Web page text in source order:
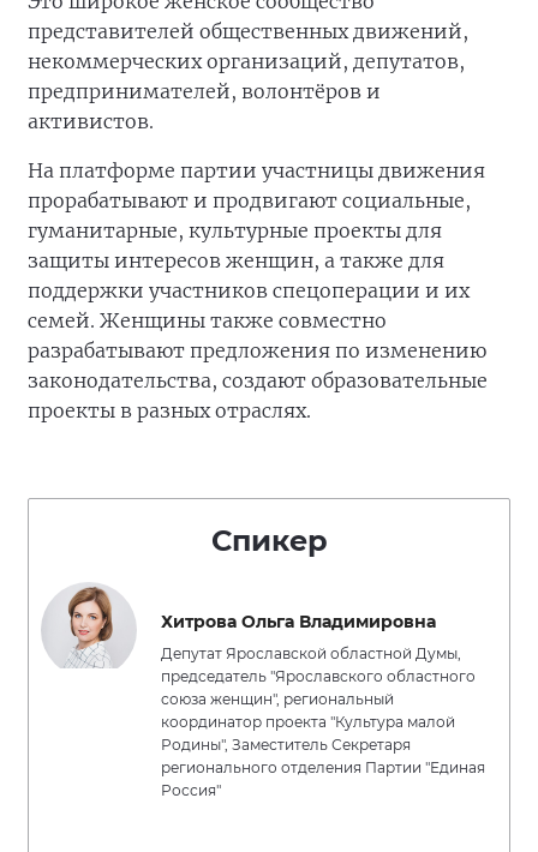
представителей общественных движений,
некоммерческих организаций, депутатов,
предпринимателей, волонтёров и
активистов.
На платформе партии участницы движения
прорабатывают и продвигают социальные,
гуманитарные, культурные проекты для
защиты интересов женщин, а также для
поддержки участников спецоперации и их
семей. Женщины также совместно
разрабатывают предложения по изменению
законодательства, создают образовательные
проекты в разных отраслях.
Спикер
Хитрова Ольга Владимировна
Депутат Ярославской областной Думы,
председатель "Ярославского областного
союза женщин", региональный
координатор проекта "Культура малой
Родины", Заместитель Секретаря
регионального отделения Партии "Единая
Россия"